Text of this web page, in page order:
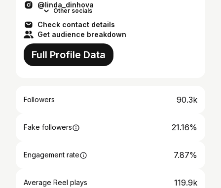
@linda_dinhova
Other socials
Check contact details
Get audience breakdown
Full Profile Data
Followers 90.3k
Fake followers 21.16%
Engagement rate 7.87%
Average Reel plays 119.9k